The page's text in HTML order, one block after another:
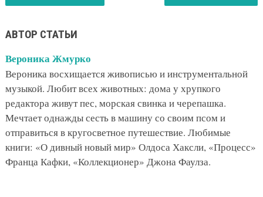
АВТОР СТАТЬИ
Вероника Жмурко
Вероника восхищается живописью и инструментальной
музыкой. Любит всех животных: дома у хрупкого
редактора живут пес, морская свинка и черепашка.
Мечтает однажды сесть в машину со своим псом и
отправиться в кругосветное путешествие. Любимые
книги: «О дивный новый мир» Олдоса Хаксли, «Процесс»
Франца Кафки, «Коллекционер» Джона Фаулза.